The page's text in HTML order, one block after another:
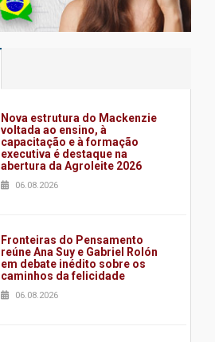
Nova estrutura do Mackenzie
voltada ao ensino, à
capacitação e à formação
executiva é destaque na
abertura da Agroleite 2026
06.08.2026
Fronteiras do Pensamento
reúne Ana Suy e Gabriel Rolón
em debate inédito sobre os
caminhos da felicidade
06.08.2026